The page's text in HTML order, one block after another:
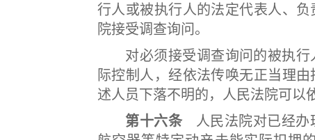
行人或被执行人的法定代表人、
院接受调查询问。
对必须接受调查询问的被执行
际控制人，经依法传唤无正当理
述人员下落不明的，人民法院可以
第十六条 人民法院对已经办